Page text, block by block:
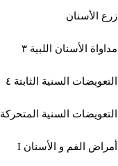
زرع الأسنان
مداواة الأسنان اللبية ٣
التعويضات السنية الثابتة ٤
التعويضات السنية المتحركة ٥ (وجهية فكية)
أمراض الفم و الأسنان I